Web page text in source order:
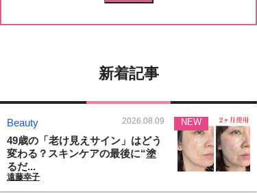
新着記事
Beauty 2026.08.09
49歳の「老け見えサイン」はどう
変わる？スキンケアの最後に“塗
るだ...
遠藤幸子
NEW